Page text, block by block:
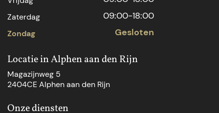
Zaterdag 09:00-18:00
Zondag Gesloten
Locatie in Alphen aan den Rijn
Magazijnweg 5
2404CE Alphen aan den Rijn
Onze diensten